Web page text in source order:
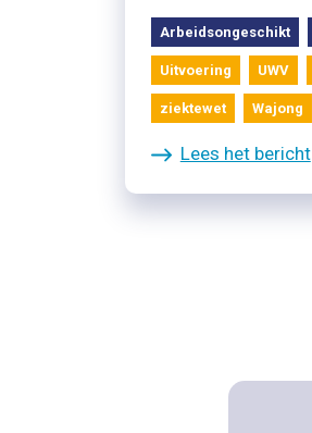
Arbeidsongeschikt
Uitvoering UWV
ziektewet Wajong
Lees het bericht